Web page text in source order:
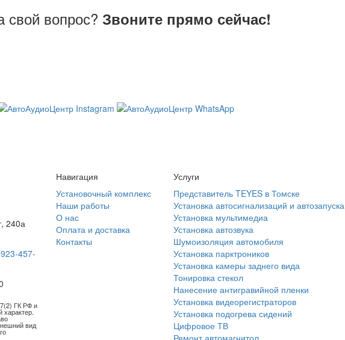
свой вопрос? Звоните прямо сейчас!
240а
457-
ГК РФ и
вид
Навигация
Установочный комплекс
Наши работы
О нас
Оплата и доставка
Контакты
Услуги
Представитель TEYES в Томске
Установка автосигнализаций и автозапуска
Установка мультимедиа
Установка автозвука
Шумоизоляция автомобиля
Установка парктроников
Установка камеры заднего вида
Тонировка стекол
Нанесение антигравийной пленки
Установка видеорегистраторов
Установка подогрева сидений
Цифровое ТВ